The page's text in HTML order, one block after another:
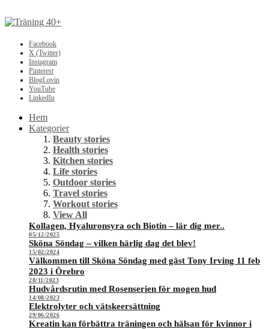
Facebook
X (Twitter)
Instagram
Pinterest
BlogLovin
YouTube
LinkedIn
Hem
Kategorier
Beauty stories
Health stories
Kitchen stories
Life stories
Outdoor stories
Travel stories
Workout stories
View All
Kollagen, Hyaluronsyra och Biotin – lär dig mer..
05/12/2025
Sköna Söndag – vilken härlig dag det blev!
15/02/2024
Välkommen till Sköna Söndag med gäst Tony Irving 11 feb
2023 i Örebro
28/11/2023
Hudvårdsrutin med Rosenserien för mogen hud
14/08/2023
Elektrolyter och vätskeersättning
29/06/2026
Kreatin kan förbättra träningen och hälsan för kvinnor i